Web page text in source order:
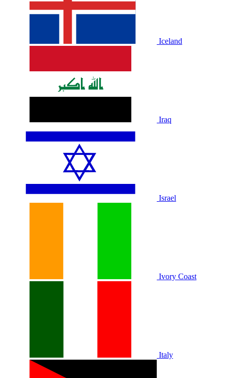
Iceland
Iraq
Israel
Ivory Coast
Italy